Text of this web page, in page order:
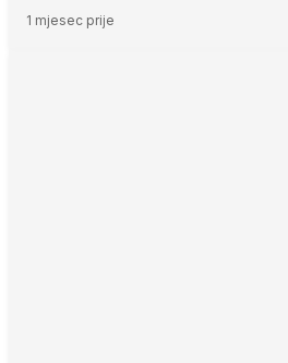
1 mjesec prije